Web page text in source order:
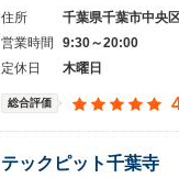
住所
千葉県千葉市中央
営業時間
9:30～20:00
定休日
木曜日
総合評価
テックピット千葉寺